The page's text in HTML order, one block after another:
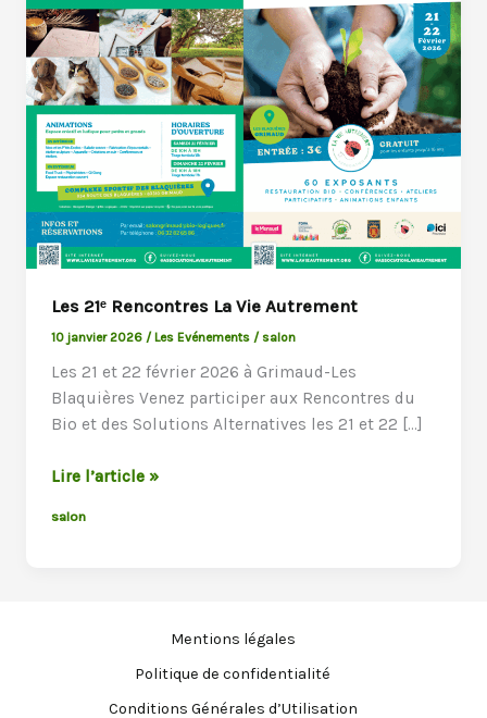
Les 21ᵉ Rencontres La Vie Autrement
10 janvier 2026 /Les Evénements /salon
Les 21 et 22 février 2026 à Grimaud-Les
Blaquières Venez participer aux Rencontres du
Bio et des Solutions Alternatives les 21 et 22 […]
Les
Rencontres
Lire l’article »
salon
Mentions légales
Politique de confidentialité
Conditions Générales d’Utilisation